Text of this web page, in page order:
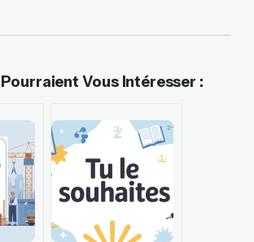
Vous Intéresser :